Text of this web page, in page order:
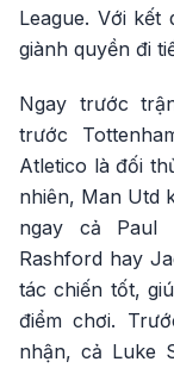
League. Với
giành quyền đi
Ngay trước
trước
Atletico là đối
nhiên, Man Utd
ngay cả Paul
Rashford hay
tác chiến tốt,
điểm chơi.
nhận, cả Luke